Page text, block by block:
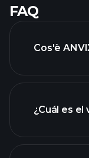
FAQ
Cos'è
¿Cuál es el